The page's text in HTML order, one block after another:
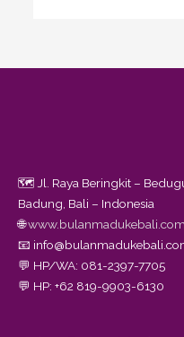
🗺️ Jl. Raya Beringkit –
Badung, Bali – Indonesia
🌐www.bulanmadukebali.com
📧
💬 HP/WA: 081-2397-7705
💬 HP: +62 819-9903-6130